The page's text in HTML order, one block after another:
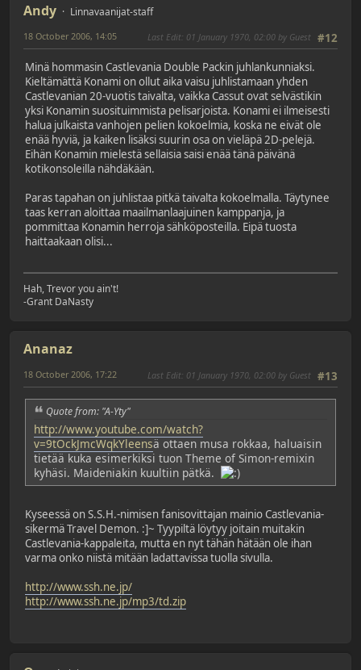
Andy Linnavaanijat-staff
#12
18 October 2006, 14:05 Last Edit: 01 January 1970, 02:00 by Guest
Minä hommasin Castlevania Double Packin juhlankunniaksi.
Kieltämättä Konami on ollut aika vaisu juhlistamaan yhden
Castlevanian 20-vuotis taivalta, vaikka Cassut ovat selvästikin
yksi Konamin suosituimmista pelisarjoista. Konami ei ilmeisesti
halua julkaista vanhojen pelien kokoelmia, koska ne eivät ole
enää hyviä, ja kaiken lisäksi suurin osa on vieläpä 2D-pelejä.
Eihän Konamin mielestä sellaisia saisi enää tänä päivänä
kotikonsoleilla nähdäkään.
Paras tapahan on juhlistaa pitkä taivalta kokoelmalla. Täytynee
taas kerran aloittaa maailmanlaajuinen kamppanja, ja
pommittaa Konamin herroja sähköposteilla. Eipä tuosta
haittaakaan olisi...
Hah, Trevor you ain't!
-Grant DaNasty
Ananaz
#13
18 October 2006, 17:22 Last Edit: 01 January 1970, 02:00 by Guest
Quote from: "A-Yty"
http://www.youtube.com/watch?
v=9tOckJmcWqkYleensä ottaen musa rokkaa, haluaisin
tietää kuka esimerkiksi tuon Theme of Simon-remixin
kyhäsi. Maideniakin kuultiin pätkä.
Kyseessä on S.S.H.-nimisen fanisovittajan mainio Castlevania-
sikermä Travel Demon. :]~ Tyypiltä löytyy joitain muitakin
Castlevania-kappaleita, mutta en nyt tähän hätään ole ihan
varma onko niistä mitään ladattavissa tuolla sivulla.
http://www.ssh.ne.jp/
http://www.ssh.ne.jp/mp3/td.zip